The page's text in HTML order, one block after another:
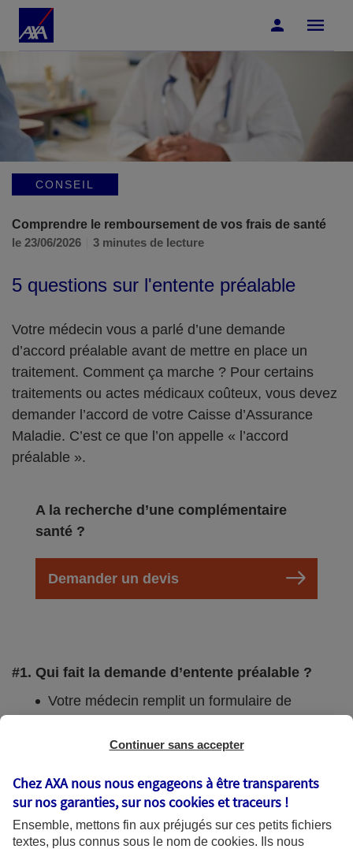
Accéder au Contenu Accéder au Pied de page
CONSEIL
Comprendre le remboursement de vos frais de santé
le 23/06/2026
3 minutes de lecture
5 questions sur l'entente préalable
Votre médecin vous a parlé d’une demande
d’accord préalable avant de mettre en place un
traitement. Comment ça marche ? Pour certains
traitements ou actes médicaux coûteux, vous devez
demander l’accord de votre Caisse d’Assurance
Maladie. C’est ce que l’on appelle « l’accord
préalable ».
A la recherche d’une complémentaire
santé ?
Demander un devis
#1. Qui fait la demande d’entente préalable ?
Votre médecin remplit un formulaire de
Puis c’est à vous de le compléter et de
l’envoyer à votre Caisse d’Assurance Maladie (à
l’attention du médecin-conseil ou du dentiste-
conseil).
Continuer sans accepter
Chez AXA nous nous engageons à être transparents
sur nos garanties, sur noscookies et traceurs !
Ensemble, mettons fin aux préjugés sur ces petits fichiers
textes, plus connus sous le nom de cookies. Ils nous